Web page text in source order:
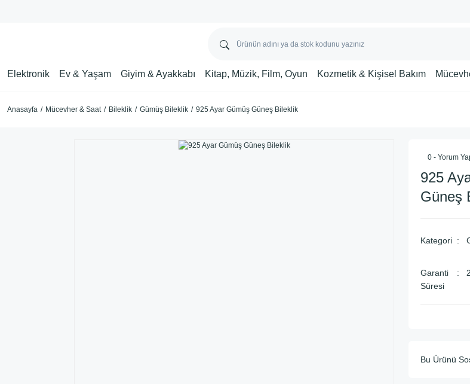
Elektronik Ev & Yaşam Giyim & Ayakkabı Kitap, Müzik, Film, Oyun Kozmetik & Kişisel Bakım
Anasayfa Mücevher & Saat Bileklik Gümüş Bileklik 925 Ayar Gümüş Güneş Bileklik
0 - Yorum
925
Güneş
Kategori
Garanti
Süresi
Bu Ürünü